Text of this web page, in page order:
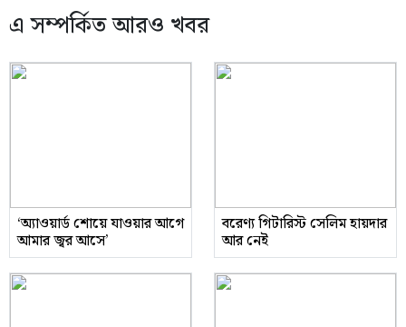
এ সম্পর্কিত আরও খবর
‘অ্যাওয়ার্ড শোয়ে যাওয়ার আগে
আমার জ্বর আসে’
বরেণ্য গিটারিস্ট সেলিম হায়দার
আর নেই